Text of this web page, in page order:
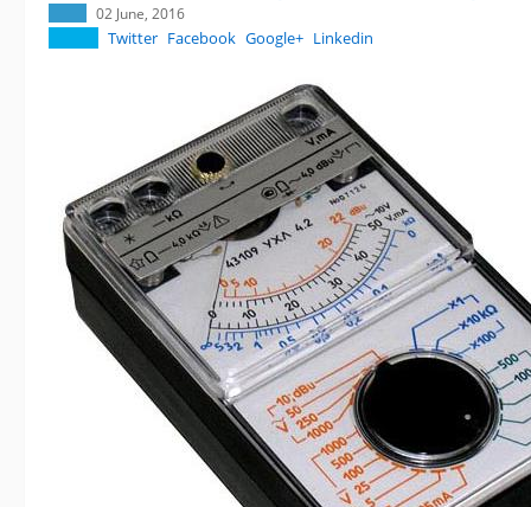
02 June, 2016
Twitter Facebook Google+ Linkedin